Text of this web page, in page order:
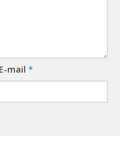
E-mail *